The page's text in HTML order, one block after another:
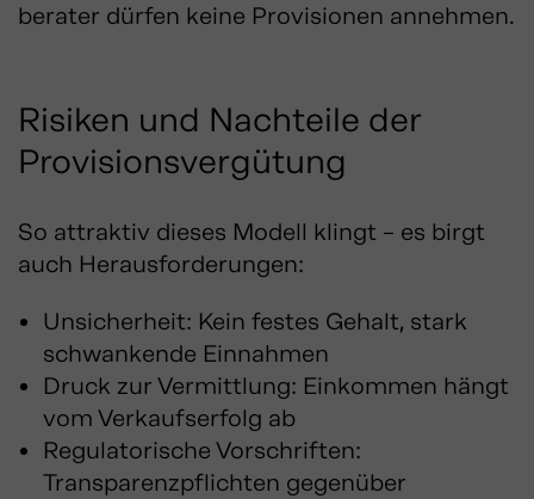
berater dürfen keine Provisionen annehmen.
Risiken und Nachteile der
Provisionsvergütung
So attraktiv dieses Modell klingt – es birgt
auch Herausforderungen:
Unsicherheit: Kein festes Gehalt, stark
schwankende Einnahmen
Druck zur Vermittlung: Einkommen hängt
vom Verkaufserfolg ab
Regulatorische Vorschriften:
Transparenzpflichten gegenüber